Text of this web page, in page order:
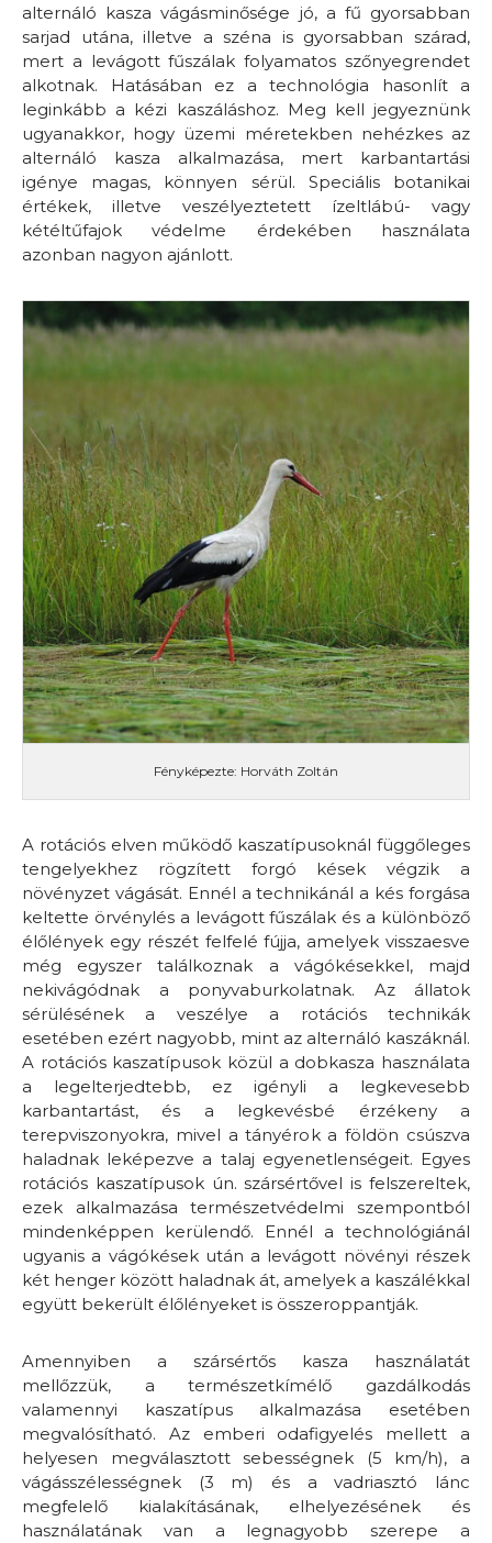
alternáló kasza vágásminősége jó, a fű gyorsabban
sarjad utána, illetve a széna is gyorsabban szárad,
mert a levágott fűszálak folyamatos szőnyegrendet
alkotnak. Hatásában ez a technológia hasonlít a
leginkább a kézi kaszáláshoz. Meg kell jegyeznünk
ugyanakkor, hogy üzemi méretekben nehézkes az
alternáló kasza alkalmazása, mert karbantartási
igénye magas, könnyen sérül. Speciális botanikai
értékek, illetve veszélyeztetett ízeltlábú- vagy
kétéltűfajok védelme érdekében használata
azonban nagyon ajánlott.
Fényképezte: Horváth Zoltán
A rotációs elven működő kaszatípusoknál függőleges
tengelyekhez rögzített forgó kések végzik a
növényzet vágását. Ennél a technikánál a kés forgása
keltette örvénylés a levágott fűszálak és a különböző
élőlények egy részét felfelé fújja, amelyek visszaesve
még egyszer találkoznak a vágókésekkel, majd
nekivágódnak a ponyvaburkolatnak. Az állatok
sérülésének a veszélye a rotációs technikák
esetében ezért nagyobb, mint az alternáló kaszáknál.
A rotációs kaszatípusok közül a dobkasza használata
a legelterjedtebb, ez igényli a legkevesebb
karbantartást, és a legkevésbé érzékeny a
terepviszonyokra, mivel a tányérok a földön csúszva
haladnak leképezve a talaj egyenetlenségeit. Egyes
rotációs kaszatípusok ún. szársértővel is felszereltek,
ezek alkalmazása természetvédelmi szempontból
mindenképpen kerülendő. Ennél a technológiánál
ugyanis a vágókések után a levágott növényi részek
két henger között haladnak át, amelyek a kaszálékkal
együtt bekerült élőlényeket is összeroppantják.
Amennyiben a szársértős kasza használatát
mellőzzük, a természetkímélő gazdálkodás
valamennyi kaszatípus alkalmazása esetében
megvalósítható. Az emberi odafigyelés mellett a
helyesen megválasztott sebességnek (5 km/h), a
vágásszélességnek (3 m) és a vadriasztó lánc
megfelelő kialakításának, elhelyezésének és
használatának van a legnagyobb szerepe a